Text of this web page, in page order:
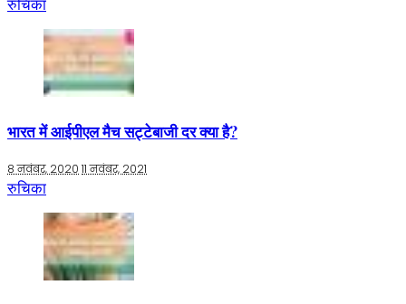
भारत में आईपीएल मैच सट्टेबाजी दर क्या है?
8 नवंबर, 202011 नवंबर, 2021
रुचिका